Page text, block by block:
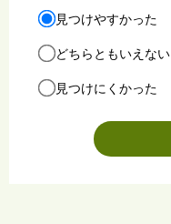
見つけやすかった
どちらともいえない
見つけにくかった